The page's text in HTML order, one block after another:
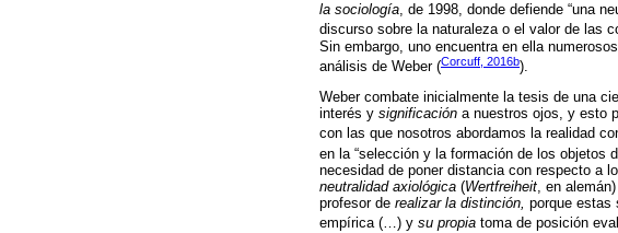
la sociología, de 1998, donde defiende “una
discurso sobre la naturaleza o el valor de las
Sin embargo, uno encuentra en ella
análisis de Weber (Corcuff, 2016b).
Weber combate inicialmente la tesis de una
interés y significación a nuestros ojos, y esto
con las que nosotros abordamos la realidad
en la “selección y la formación de los objetos
necesidad de poner distancia con respecto a
neutralidad axiológica (Wertfreiheit, en
profesor de realizar la distinción, porque estas
empírica (…) y su propia toma de posición